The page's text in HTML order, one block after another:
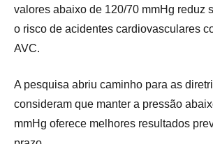
valores abaixo de 120/70 mmHg reduz
o risco de acidentes cardiovasculares
AVC.
A pesquisa abriu caminho para as
consideram que manter a pressão
mmHg oferece melhores resultados